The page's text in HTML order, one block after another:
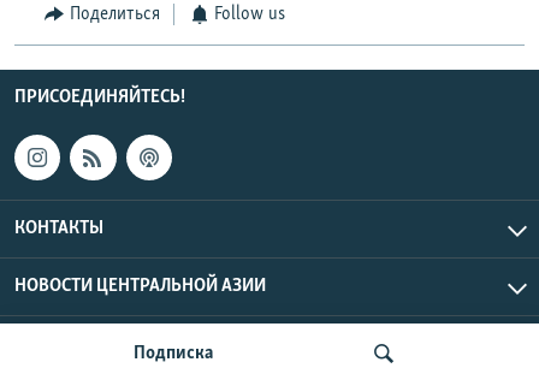
Подписка
Поделиться Follow us
ПРИСОЕДИНЯЙТЕСЬ!
КОНТАКТЫ
НОВОСТИ ЦЕНТРАЛЬНОЙ АЗИИ
CENTRAL ASIAN © 2026 RFE/RL, Inc. | Все права защищены.